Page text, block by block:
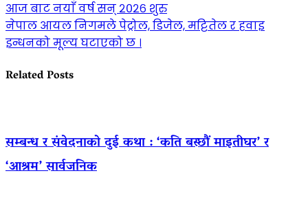
आज बाट नयाँ वर्ष सन् २०२६ शुरु
नेपाल आयल निगमले पेट्रोल, डिजेल, मट्टितेल र हवाइ
इन्धनको मूल्य घटाएको छ ।
Related Posts
सम्बन्ध र संवेदनाको दुई कथा : ‘कति बस्छौं माइतीघर’ र
‘आश्रम’ सार्वजनिक